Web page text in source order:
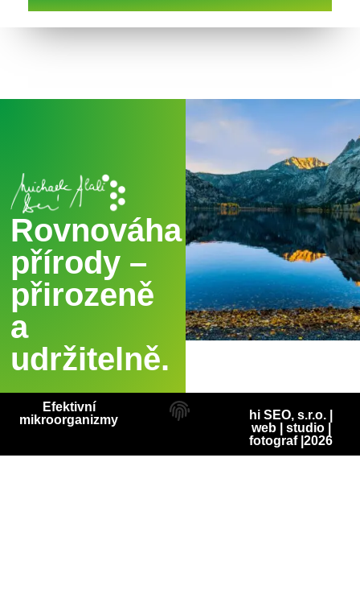
Rovnováha
přírody –
přirozeně
a
udržitelně.
hi SEO, s.r.o. |
web| studio|
fotograf|2026
Efektivní
mikroorganizmy